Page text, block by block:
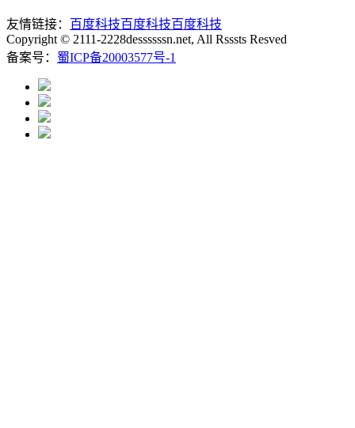
友情链接： 百度科技百度科技百度科技
Copyright © 2111-2228dessssssn.net, All Rsssts Resved
备案号： 蜀ICP备20003577号-1